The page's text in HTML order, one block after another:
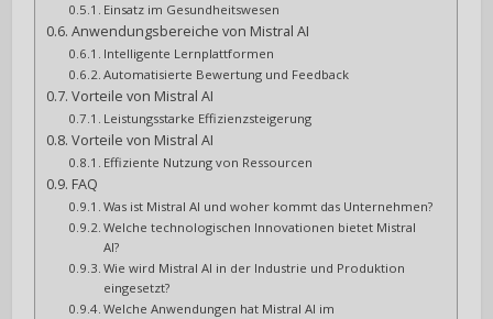
Einsatz im Gesundheitswesen
Anwendungsbereiche von Mistral AI
Intelligente Lernplattformen
Automatisierte Bewertung und Feedback
Vorteile von Mistral AI
Leistungsstarke Effizienzsteigerung
Vorteile von Mistral AI
Effiziente Nutzung von Ressourcen
FAQ
Was ist Mistral AI und woher kommt das Unternehmen?
Welche technologischen Innovationen bietet Mistral
AI?
Wie wird Mistral AI in der Industrie und Produktion
eingesetzt?
Welche Anwendungen hat Mistral AI im